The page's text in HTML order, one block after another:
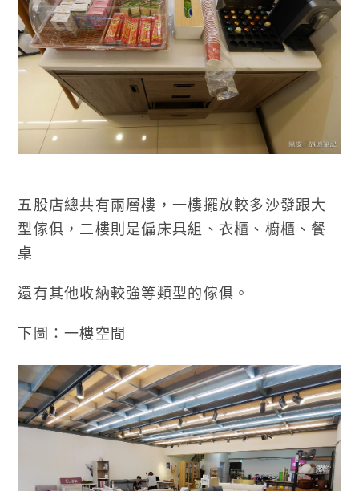
五股店總共有兩層樓，一樓擺放較多沙發跟大
型傢俱，二樓則是偏床具組、衣櫃、櫥櫃、餐
桌
還有其他收納較強等類型的傢俱。
下圖：一樓空間